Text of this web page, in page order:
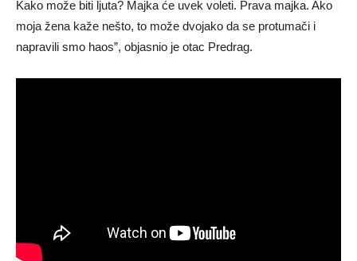
Kako može biti ljuta? Majka će uvek voleti. Prava majka. Ako
moja žena kaže nešto, to može dvojako da se protumači i
napravili smo haos”, objasnio je otac Predrag.